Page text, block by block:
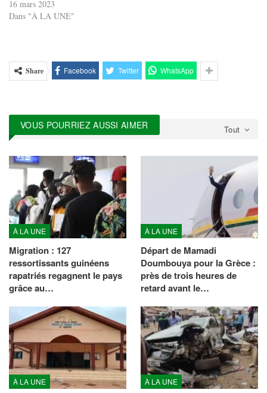
16 mars 2023
Dans "À LA UNE"
Share Facebook Twitter WhatsApp
Tout
VOUS POURRIEZ AUSSI AIMER
À LA UNE
Migration : 127
ressortissants guinéens
rapatriés regagnent le pays
grâce au…
À LA UNE
Départ de Mamadi
Doumbouya pour la Grèce :
près de trois heures de
retard avant le…
À LA UNE À LA UNE